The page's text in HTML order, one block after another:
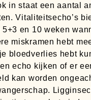
in staat een aantal
Vitaliteitsecho’s
5+3 en 10 weken
miskramen hebt
bloedverlies hebt
echo kijken of er
kan worden